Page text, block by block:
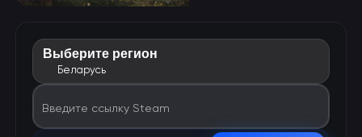
Выберите регион
Беларусь
Введите ссылку Steam